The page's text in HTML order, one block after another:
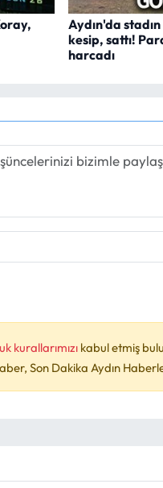
Aydın'da
kesip, sattı!
harcadı
kurallarımızı kabul etmiş
Son Dakika Aydın